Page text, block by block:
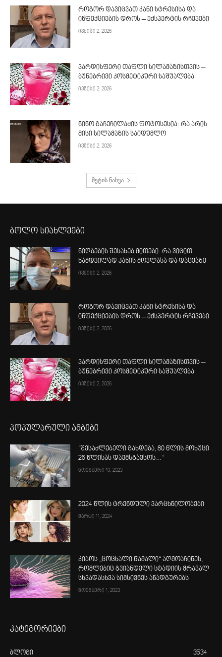
როგორ დავიცვათ კანი სტრესისა და
ინფექციების დროს – ექსპერტის რჩევები
ივნისი 2, 2026
ვარდისფერი თაფლი სილამაზისთვის –
ბუნებრივი კოსმეტიკური საშუალება
ივნისი 2, 2026
ნინო გაჩეჩილაძის ფოტოსესია: რა არის
მისი სილამაზის საიდუმლო
ივნისი 2, 2026
მეტის ნახვა
ბოლო სიახლეები
ნიღბების შესახებ მითები: რა ვიცით
ნამდვილად კანის მოვლასა და დაცვაზე
ივნისი 2, 2026
როგორ დავიცვათ კანი სტრესისა და
ინფექციების დროს – ექსპერტის რჩევები
ივნისი 2, 2026
ვარდისფერი თაფლი სილამაზისთვის –
ბუნებრივი კოსმეტიკური საშუალება
ივნისი 2, 2026
პოპულარული ამბები
“შესაძლებელი გახდება, 80 წლის მოხუცი
26 წლისას დაემსგავსოს…“
ნოემბერი 10, 2023
2024 წლის ტრენდული ვარცხნილობები
მარტი 11, 2024
კიბოს „ცოცხალი წამალი“ აღმოაჩინეს,
რომლებიც გვიანდელი სტადიის მრავალ
სხვადასხვა სიმსივნეს ანადგურებს
ნოემბერი 1, 2023
კატეგორიები
ბლოგი 3534